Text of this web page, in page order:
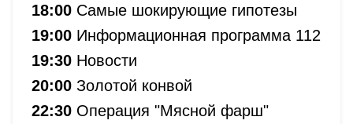
18:00 Самые шокирующие гипотезы
19:00 Информационная программа 112
19:30 Новости
20:00 Золотой конвой
22:30 Операция "Мясной фарш"